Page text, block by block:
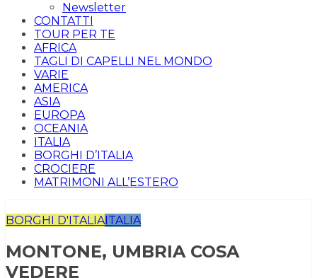
Newsletter
CONTATTI
TOUR PER TE
AFRICA
TAGLI DI CAPELLI NEL MONDO
VARIE
AMERICA
ASIA
EUROPA
OCEANIA
ITALIA
BORGHI D’ITALIA
CROCIERE
MATRIMONI ALL’ESTERO
BORGHI D'ITALIAITALIA
MONTONE, UMBRIA COSA
VEDERE